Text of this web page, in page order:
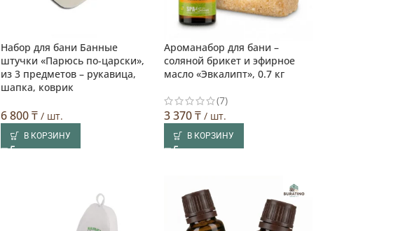
Набор для бани Банные
штучки «Парюсь по-царски»,
из 3 предметов – рукавица,
шапка, коврик
6 800₸ / шт.
В КОРЗИНУ
Ароманабор для бани –
соляной брикет и эфирное
масло «Эвкалипт», 0.7 кг
(7)
3 370₸/ шт.
В КОРЗИНУ